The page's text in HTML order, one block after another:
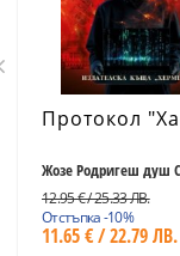
Протокол
Жозе Родригеш душ
12.95 € / 25.33 ЛВ.
Отстъпка -10%
11.65 € / 22.79 ЛВ.